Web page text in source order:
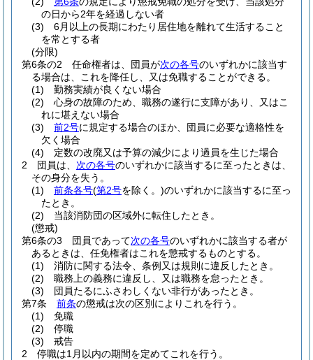
の日から2年を経過しない者
(3)
6月以上の長期にわたり居住地を離れて生活すること
を常とする者
(分限)
第6条の2
任命権者は、団員が次の各号のいずれかに該当す
る場合は、これを降任し、又は免職することができる。
(1)
勤務実績が良くない場合
(2)
心身の故障のため、職務の遂行に支障があり、又はこ
れに堪えない場合
(3)
前2号に規定する場合のほか、団員に必要な適格性を
欠く場合
(4)
定数の改廃又は予算の減少により過員を生じた場合
2
団員は、 次の各号のいずれかに該当するに至ったときは、
その身分を失う。
(1)
前条各号(第2号を除く。)のいずれかに該当するに至っ
たとき。
(2)
当該消防団の区域外に転住したとき。
(懲戒)
第6条の3
団員であって次の各号のいずれかに該当する者が
あるときは、任免権者はこれを懲戒するものとする。
(1)
消防に関する法令、条例又は規則に違反したとき。
(2)
職務上の義務に違反し、又は職務を怠ったとき。
(3)
団員たるにふさわしくない非行があったとき。
第7条
前条の懲戒は次の区別によりこれを行う。
(1)
免職
(2)
停職
(3)
戒告
2
停職は1月以内の期間を定めてこれを行う。